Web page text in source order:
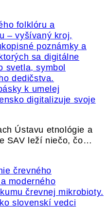
k umelej
digitalizuje svoje
Ústavu etnológie a
SAV leží niečo, čo…
slovenskí vedci